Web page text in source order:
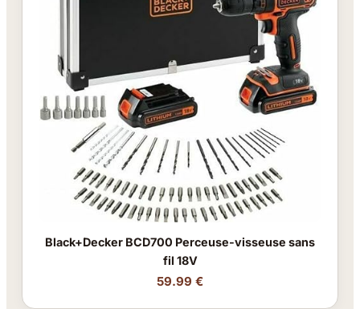
Black+Decker BCD700 Perceuse-visseuse sans
fil 18V
59.99 €